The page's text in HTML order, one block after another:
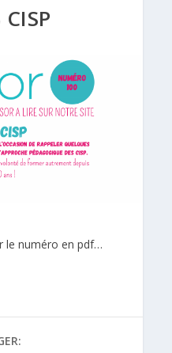
le numéro en pdf…